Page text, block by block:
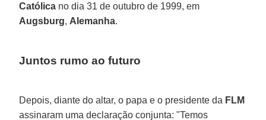
Católica no dia 31 de outubro de 1999, em
Augsburg, Alemanha.
Juntos rumo ao futuro
Depois, diante do altar, o papa e o presidente da FLM
assinaram uma declaração conjunta: "Temos